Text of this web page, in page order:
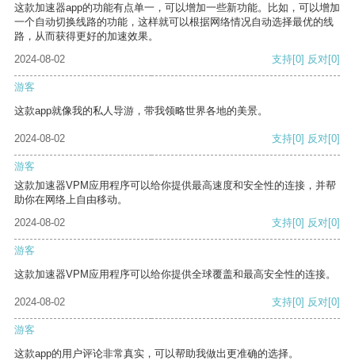
这款加速器app的功能有点单一，可以增加一些新功能。比如，可以增加
一个自动切换线路的功能，这样就可以根据网络情况自动选择最优的线
路，从而获得更好的加速效果。
2024-08-02
支持[0] 反对[0]
游客
这款app就像我的私人导游，带我领略世界各地的美景。
2024-08-02 支持[0] 反对[0]
游客
这款加速器VPM应用程序可以给你提供最高速度和安全性的连接，并帮
助你在网络上自由移动。
2024-08-02
支持[0] 反对[0]
游客
这款加速器VPM应用程序可以给你提供全球覆盖和最高安全性的连接。
2024-08-02 支持[0] 反对[0]
游客
这款app的用户评论非常真实，可以帮助我做出更准确的选择。